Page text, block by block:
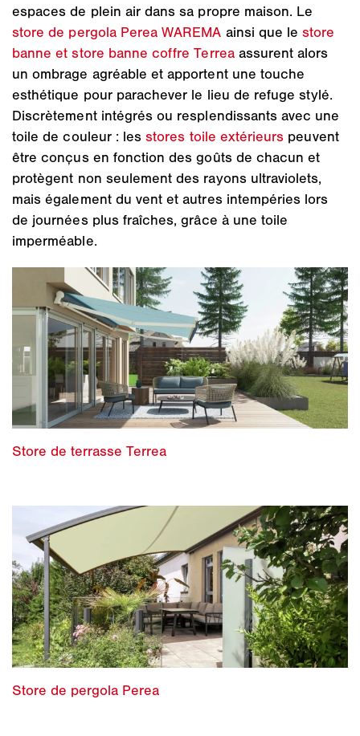
espaces de plein air dans sa propre maison. Le
store de pergola Perea WAREMA ainsi que lestore
banne et store banne coffre Terreaassurent alors
un ombrage agréable et apportent une touche
esthétique pour parachever le lieu de refuge stylé.
Discrètement intégrés ou resplendissants avec une
toile de couleur : lesstores toile extérieurs peuvent
être conçus en fonction des goûts de chacun et
protègent non seulement des rayons ultraviolets,
mais également du vent et autres intempéries lors
de journées plus fraîches, grâce à une toile
imperméable.